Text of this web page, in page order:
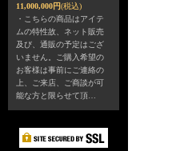
11,000,000円(税込)
・こちらの商品はアイテ
ムの特性故、ネット販売
及び、通販の予定はござ
いません。ご購入希望の
お客様は事前にご連絡の
上、ご来店、ご商談が可
能な方と限らせて頂…